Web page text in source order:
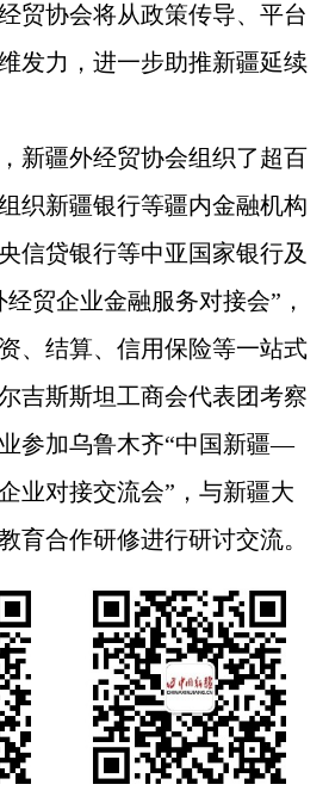
贸协会将从政策传导、平台
发力，进一步助推新疆延续
新疆外经贸协会组织了超百
织新疆银行等疆内金融机构
信贷银行等中亚国家银行及
贸企业金融服务对接会”，
、结算、信用保险等一站式
吉斯斯坦工商会代表团考察
参加乌鲁木齐“中国新疆—
业对接交流会”，与新疆大
育合作研修进行研讨交流。